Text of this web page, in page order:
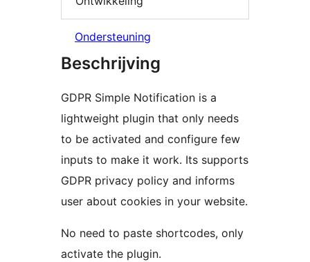
Ondersteuning
Beschrijving
GDPR Simple Notification is a
lightweight plugin that only needs
to be activated and configure few
inputs to make it work. Its supports
GDPR privacy policy and informs
user about cookies in your website.
No need to paste shortcodes, only
activate the plugin.